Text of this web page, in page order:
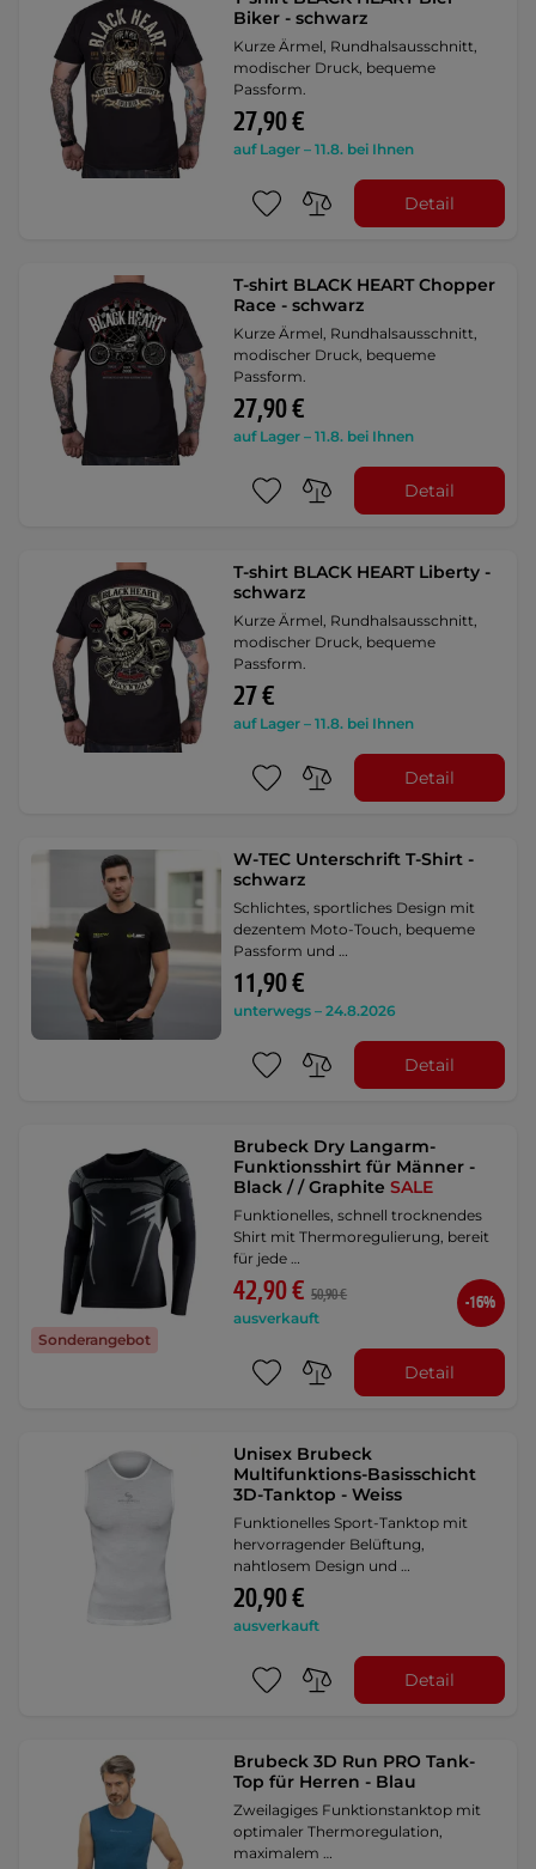
Biker - schwarz
Kurze Ärmel, Rundhalsausschnitt,
modischer Druck, bequeme
Passform.
27,90 €
auf Lager – 11.8. bei Ihnen
Detail
T-shirt BLACK HEART Chopper
Race - schwarz
Kurze Ärmel, Rundhalsausschnitt,
modischer Druck, bequeme
Passform.
27,90 €
auf Lager – 11.8. bei Ihnen
Detail
T-shirt BLACK HEART Liberty -
schwarz
Kurze Ärmel, Rundhalsausschnitt,
modischer Druck, bequeme
Passform.
27 €
auf Lager – 11.8. bei Ihnen
Detail
W-TEC Unterschrift T-Shirt -
schwarz
Schlichtes, sportliches Design mit
dezentem Moto-Touch, bequeme
Passform und …
11,90 €
unterwegs – 24.8.2026
Detail
Sonderangebot
Brubeck Dry Langarm-
Funktionsshirt für Männer -
Black / / GraphiteSALE
Funktionelles, schnell trocknendes
Shirt mit Thermoregulierung, bereit
für jede …
42,90 € 50,90 €
ausverkauft
-16%
Detail
Unisex Brubeck
Multifunktions-Basisschicht
3D-Tanktop - Weiss
Funktionelles Sport-Tanktop mit
hervorragender Belüftung,
nahtlosem Design und …
20,90 €
ausverkauft
Detail
Brubeck 3D Run PRO Tank-
Top für Herren - Blau
Zweilagiges Funktionstanktop mit
optimaler Thermoregulation,
maximalem …